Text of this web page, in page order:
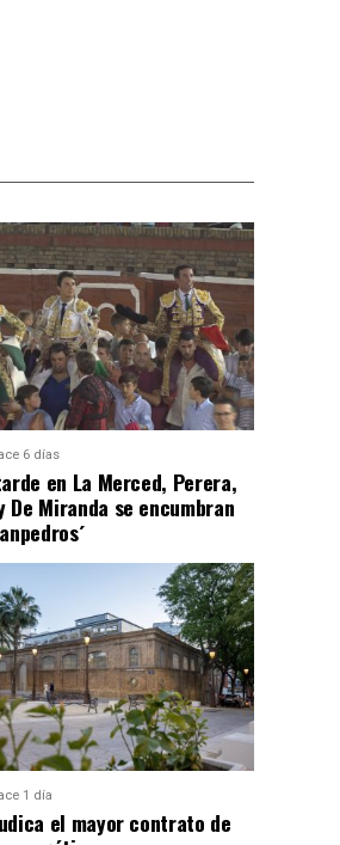
6 días
en La Merced, Perera,
De Miranda se encumbran
1 día
el mayor contrato de